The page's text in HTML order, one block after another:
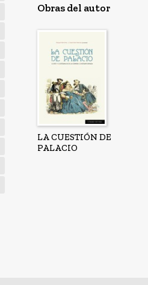
Obras del autor
LA CUESTIÓN DE
PALACIO